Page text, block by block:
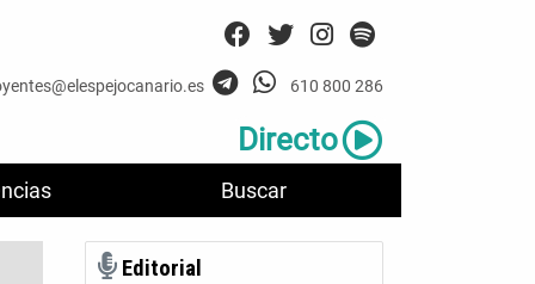
Buscar
610 800 286
Directo
Editorial